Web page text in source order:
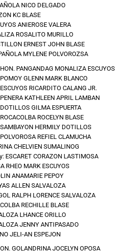
NICO DELGADO
KC BLASE
ANIEROSE VALERA
ROSALITO MURILLO
ERNEST JOHN BLASE
MYLENE POLVOROZSA
PANGANDAG MONALIZA ESCUYOS
GLENN MARK BLANCO
RICARDITO CALANG JR.
KATHLEEN APRIL LAMBAN
GILMA ESPUERTA
ROCELYN BLASE
HERMILY DOTILLOS
REFIEL CLAMUCHA
CHELVIEN SUMALINOG
ESCARET CORAZON LASTIMOSA
RHEO MARK ESCUYOS
ANAMARIE PEPOY
ALLEN SALVALOZA
RALPH LORENCE SALVALOZA
RECHILLE BLASE
LHANCE ORILLO
JENNY ANTIPASADO
JELI-AN ESPEJON
GOLANDRINA JOCELYN OPOSA